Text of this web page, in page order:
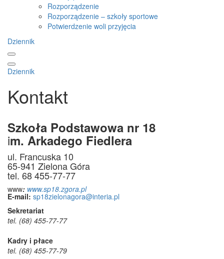
Rozporządzenie
Rozporządzenie – szkoły sportowe
Potwierdzenie woli przyjęcia
Dziennik
Dziennik
Kontakt
Szkoła Podstawowa nr 18
im. Arkadego Fiedlera
ul. Francuska 10
65-941 Zielona Góra
tel. 68 455-77-77
www: www.sp18.zgora.pl
E-mail: sp18zielonagora@interia.pl
Sekretariat
tel. (68) 455-77-77
Kadry i płace
tel. (68) 455-77-79